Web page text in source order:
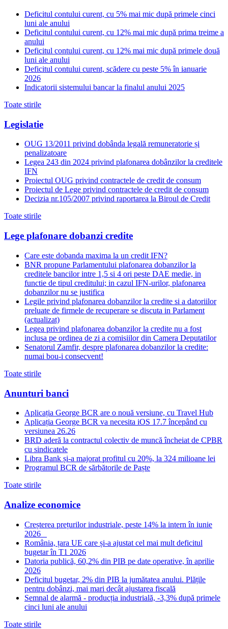
Deficitul contului curent, cu 5% mai mic după primele cinci
luni ale anului
Deficitul contului curent, cu 12% mai mic după prima treime a
anului
Deficitul contului curent, cu 12% mai mic după primele două
luni ale anului
Deficitul contului curent, scădere cu peste 5% în ianuarie
2026
Indicatorii sistemului bancar la finalul anului 2025
Toate stirile
Legislatie
OUG 13/2011 privind dobânda legală remuneratorie și
penalizatoare
Legea 243 din 2024 privind plafonarea dobânzilor la creditele
IFN
Proiectul OUG privind contractele de credit de consum
Proiectul de Lege privind contractele de credit de consum
Decizia nr.105/2007 privind raportarea la Biroul de Credit
Toate stirile
Lege plafonare dobanzi credite
Care este dobanda maxima la un credit IFN?
BNR propune Parlamentului plafonarea dobanzilor la
creditele bancilor intre 1,5 si 4 ori peste DAE medie, in
functie de tipul creditului; in cazul IFN-urilor, plafonarea
dobanzilor nu se justifica
Legile privind plafonarea dobanzilor la credite si a datoriilor
preluate de firmele de recuperare se discuta in Parlament
(actualizat)
Legea privind plafonarea dobanzilor la credite nu a fost
inclusa pe ordinea de zi a comisiilor din Camera Deputatilor
Senatorul Zamfir, despre plafonarea dobanzilor la credite:
numai bou-i consecvent!
Toate stirile
Anunturi banci
Aplicația George BCR are o nouă versiune, cu Travel Hub
Aplicația George BCR va necesita iOS 17.7 începând cu
versiunea 26.26
BRD aderă la contractul colectiv de muncă încheiat de CPBR
cu sindicatele
Libra Bank și-a majorat profitul cu 20%, la 324 milioane lei
Programul BCR de sărbătorile de Paște
Toate stirile
Analize economice
Creșterea prețurilor industriale, peste 14% la intern în iunie
2026
România, țara UE care și-a ajustat cel mai mult deficitul
bugetar în T1 2026
Datoria publică, 60,2% din PIB pe date operative, în aprilie
2026
Deficitul bugetar, 2% din PIB la jumătatea anului. Plățile
pentru dobânzi, mai mari decât ajustarea fiscală
Semnal de alarmă - producția industrială, -3,3% după primele
cinci luni ale anului
Toate stirile